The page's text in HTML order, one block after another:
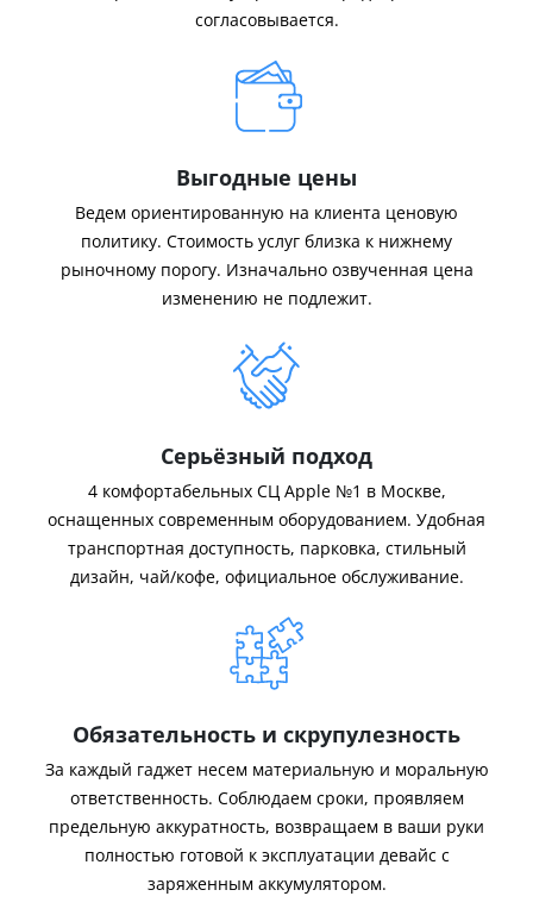
согласовывается.
Выгодные цены
Ведем ориентированную на клиента ценовую
политику. Стоимость услуг близка к нижнему
рыночному порогу. Изначально озвученная цена
изменению не подлежит.
Серьёзный подход
4 комфортабельных СЦ Apple №1 в Москве,
оснащенных современным оборудованием. Удобная
транспортная доступность, парковка, стильный
дизайн, чай/кофе, официальное обслуживание.
Обязательность и скрупулезность
За каждый гаджет несем материальную и моральную
ответственность. Соблюдаем сроки, проявляем
предельную аккуратность, возвращаем в ваши руки
полностью готовой к эксплуатации девайс с
заряженным аккумулятором.